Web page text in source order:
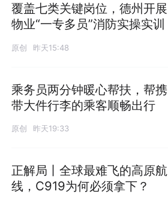
覆盖七类关键岗位，德州开展
物业“一专多员”消防实操实训
原创 昨天15:48
乘务员两分钟暖心帮扶，帮携
带大件行李的乘客顺畅出行
原创 昨天19:33
正解局丨全球最难飞的高原航
线，C919为何必须拿下？